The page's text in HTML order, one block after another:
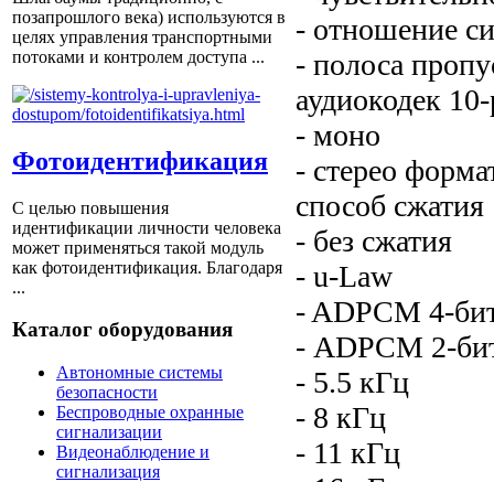
позапрошлого века) используются в
целях управления транспортными
потоками и контролем доступа ...
Фотоидентификация
С целью повышения
идентификации личности человека
может применяться такой модуль
как фотоидентификация. Благодаря
...
Каталог оборудования
Автономные системы
безопасности
Беспроводные охранные
сигнализации
Видеонаблюдение и
сигнализация
- отношение
- полоса
аудиокодек
- моно
- стерео
способ сжатия
- без сжатия
- u-Law
- ADPCM 4-
- ADPCM 2-
- 5.5 кГц
- 8 кГц
- 11 кГц